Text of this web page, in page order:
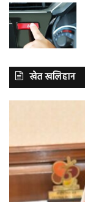
खेत खलिहान